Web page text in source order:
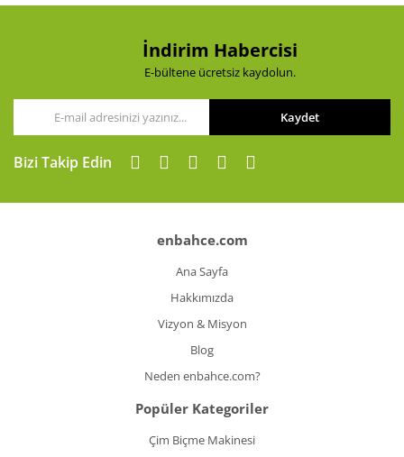
Ürün fiyatı diğer sitelerden daha pahalı.
Gönder
İndirim Habercisi
E-bültene ücretsiz kaydolun.
Kaydet
Bizi Takip Edin
enbahce.com
Ana Sayfa
Hakkımızda
Vizyon & Misyon
Blog
Neden enbahce.com?
Popüler Kategoriler
Çim Biçme Makinesi